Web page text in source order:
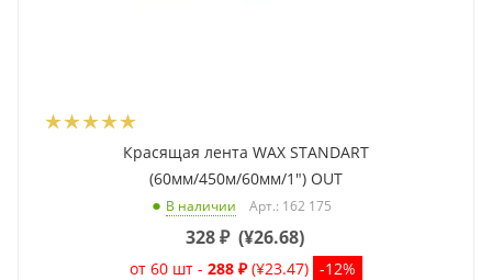
Красящая лента WAX STANDART
(60мм/450м/60мм/1") OUT
В наличии Арт.: 162 175
328₽ (¥26.68)
от 60 шт - 288 ₽ (¥23.47) -12%